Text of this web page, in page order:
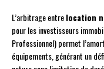
L’arbitrage entrelocation
pour les investisseurs
Professionnel) permet
équipements, générant un